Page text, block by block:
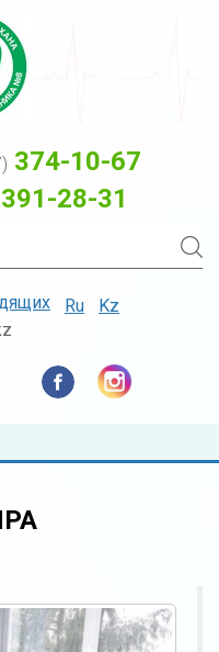
374-10-67
391-28-31
Ru Kz